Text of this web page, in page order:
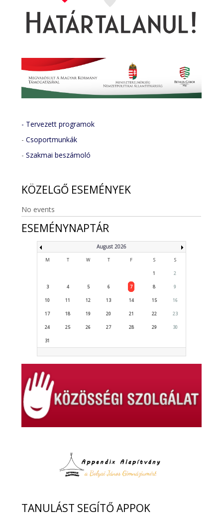
- Tervezett programok
-Csoportmunkák
-Szakmai beszámoló
KÖZELGŐ ESEMÉNYEK
No events
ESEMÉNYNAPTÁR
August 2026
M T W T F S S
1 2
3 4 5 6 7 8 9
10 11 12 13 14 15 16
17 18 19 20 21 22 23
24 25 26 27 28 29 30
31
TANULÁST SEGÍTŐ APPOK